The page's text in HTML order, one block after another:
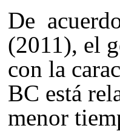
De
(2011), el
con la
BC está
menor